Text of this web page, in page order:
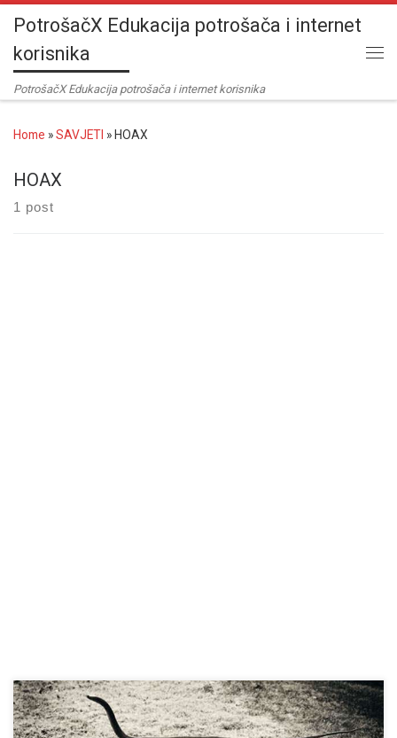
Skip to content
PotrošačX Edukacija potrošača i internet
korisnika
PotrošačX Edukacija potrošača i internet korisnika
Home »SAVJETI » HOAX
HOAX
1 post